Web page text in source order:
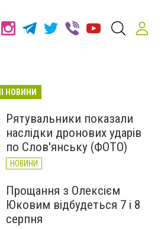
НОВИНИ
Рятувальники показали
наслідки дронових ударів
по Слов'янську (ФОТО)
НОВИНИ
Прощання з Олексієм
Юковим відбудеться 7 і 8
серпня